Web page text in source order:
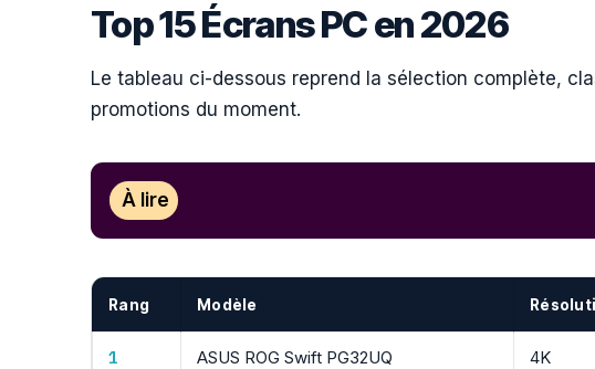
Top 15 Écrans PC en 2026
Le tableau ci-dessous reprend la sélection complète,
promotions du moment.
À lire
Rang Modèle
1 ASUS ROG Swift PG32UQ 4K